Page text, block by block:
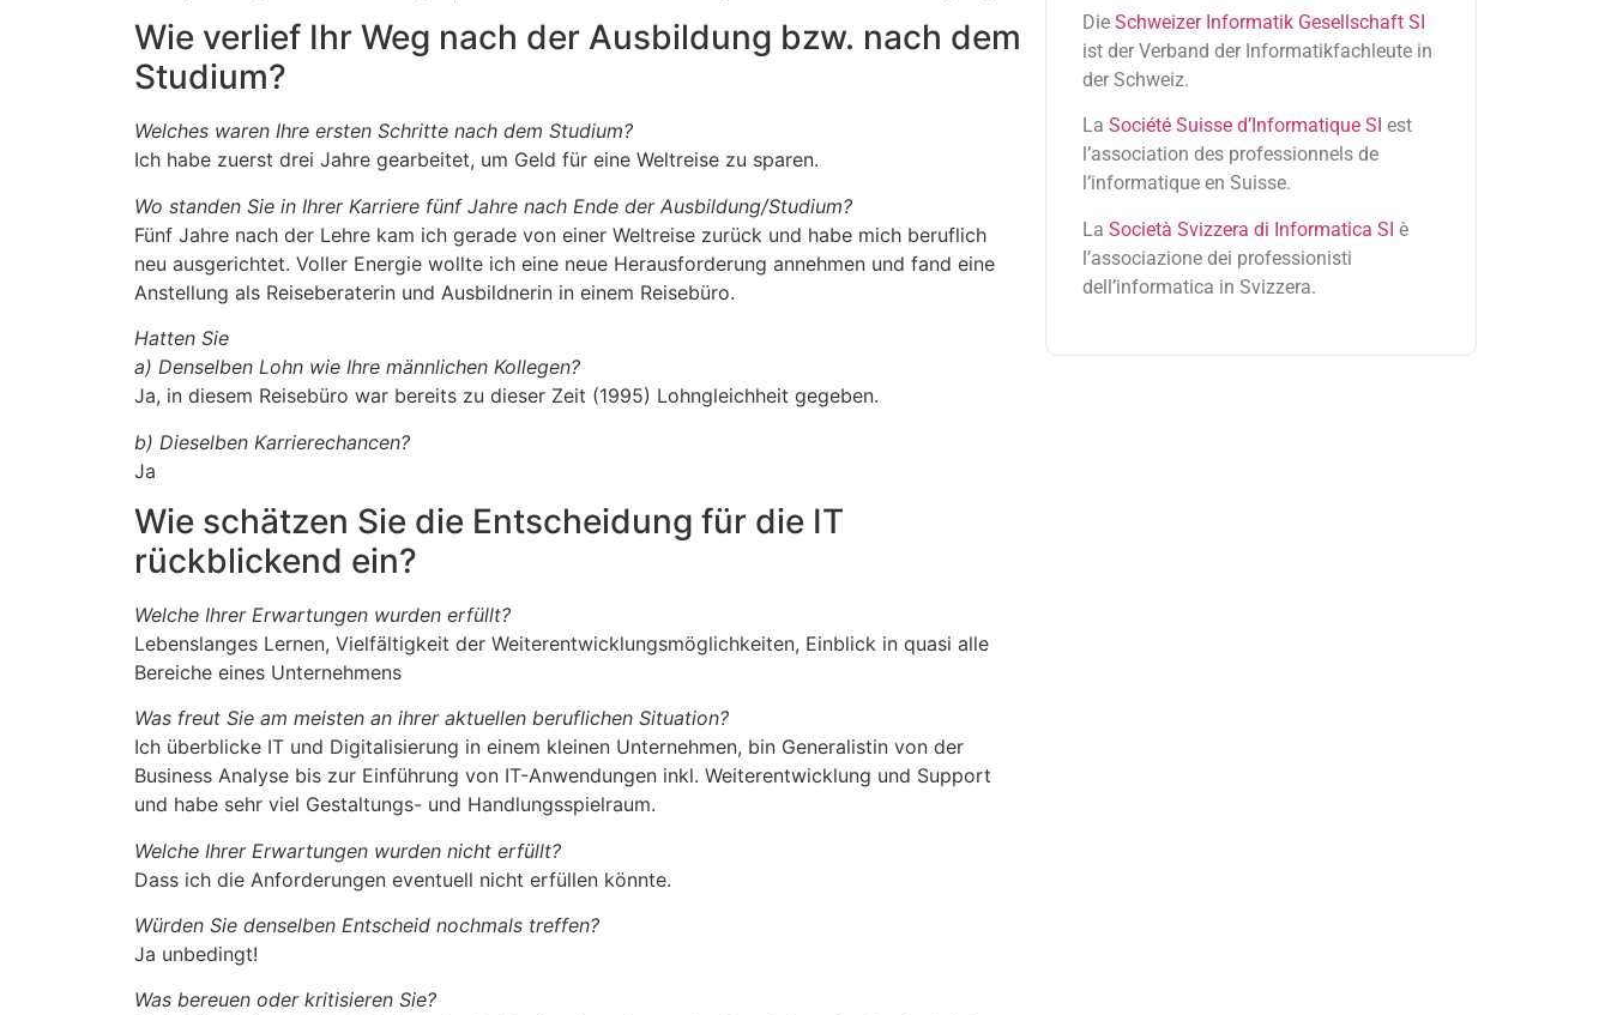
Wie verlief Ihr Weg nach der Ausbildung bzw. nach dem
Studium?
Welches waren Ihre ersten Schritte nach dem Studium?
Ich habe zuerst drei Jahre gearbeitet, um Geld für eine Weltreise zu sparen.
Wo standen Sie in Ihrer Karriere fünf Jahre nach Ende der Ausbildung/Studium?
Fünf Jahre nach der Lehre kam ich gerade von einer Weltreise zurück und habe mich beruflich
neu ausgerichtet. Voller Energie wollte ich eine neue Herausforderung annehmen und fand eine
Anstellung als Reiseberaterin und Ausbildnerin in einem Reisebüro.
Hatten Sie
a) Denselben Lohn wie Ihre männlichen Kollegen?
Ja, in diesem Reisebüro war bereits zu dieser Zeit (1995) Lohngleichheit gegeben.
b) Dieselben Karrierechancen?
Ja
Wie schätzen Sie die Entscheidung für die IT
rückblickend ein?
Welche Ihrer Erwartungen wurden erfüllt?
Lebenslanges Lernen, Vielfältigkeit der Weiterentwicklungsmöglichkeiten, Einblick in quasi alle
Bereiche eines Unternehmens
Was freut Sie am meisten an ihrer aktuellen beruflichen Situation?
Ich überblicke IT und Digitalisierung in einem kleinen Unternehmen, bin Generalistin von der
Business Analyse bis zur Einführung von IT-Anwendungen inkl. Weiterentwicklung und Support
und habe sehr viel Gestaltungs- und Handlungsspielraum.
Welche Ihrer Erwartungen wurden nicht erfüllt?
Dass ich die Anforderungen eventuell nicht erfüllen könnte.
Würden Sie denselben Entscheid nochmals treffen?
Ja unbedingt!
Was bereuen oder kritisieren Sie?
Die Schweizer Informatik Gesellschaft SI
ist der Verband der Informatikfachleute in
der Schweiz.
La Société Suisse d’Informatique SI est
l’association des professionnels de
l’informatique en Suisse.
La Società Svizzera di Informatica SI è
l’associazione dei professionisti
dell’informatica in Svizzera.